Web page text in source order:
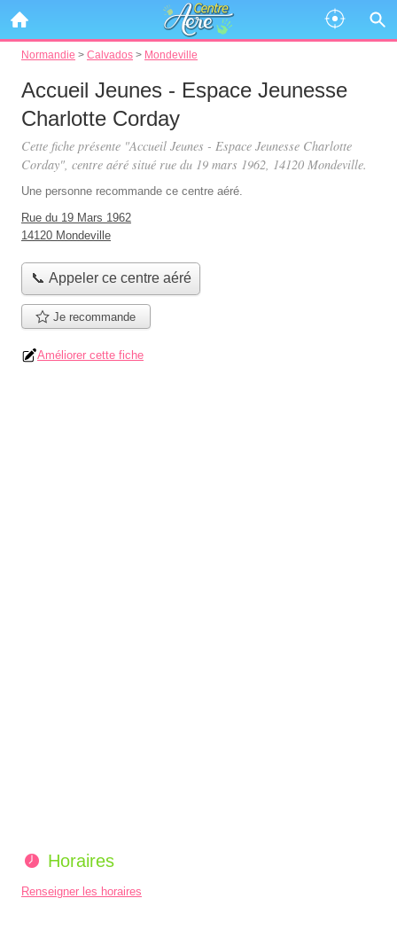
Normandie > Calvados > Mondeville
Accueil Jeunes - Espace Jeunesse
Charlotte Corday
Cette fiche présente "Accueil Jeunes - Espace Jeunesse Charlotte
Corday", centre aéré situé rue du 19 mars 1962, 14120 Mondeville.
Une personne recommande ce centre aéré.
Rue du 19 Mars 1962
14120 Mondeville
📞 Appeler ce centre aéré
Je recommande
Améliorer cette fiche
Horaires
Renseigner les horaires